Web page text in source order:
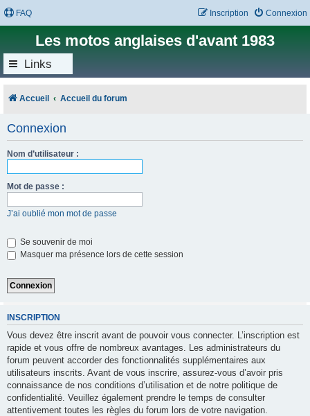
FAQ Connexion
Inscription
Les motos anglaises d'avant 1983
Links
Accueil Accueil du forum
Connexion
Nom d’utilisateur :
Mot de passe :
J’ai oublié mon mot de passe
Se souvenir de moi
Masquer ma présence lors de cette session
INSCRIPTION
Vous devez être inscrit avant de pouvoir vous connecter. L’inscription est
rapide et vous offre de nombreux avantages. Les administrateurs du
forum peuvent accorder des fonctionnalités supplémentaires aux
utilisateurs inscrits. Avant de vous inscrire, assurez-vous d’avoir pris
connaissance de nos conditions d’utilisation et de notre politique de
confidentialité. Veuillez également prendre le temps de consulter
attentivement toutes les règles du forum lors de votre navigation.